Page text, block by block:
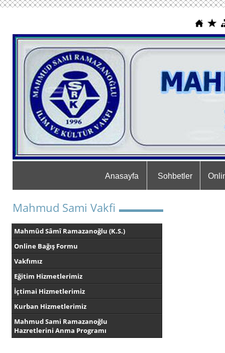
Anasayfa Sohbetler
Mahmud Sami Vakfi
Mahmûd Sâmî Ramazanoğlu (K.S.)
Online Bağış Formu
Vakfımız
Eğitim Hizmetlerimiz
İçtimai Hizmetlerimiz
Kurban Hizmetlerimiz
Mahmud Sami Ramazanoğlu
Hazretlerini Anma Programı